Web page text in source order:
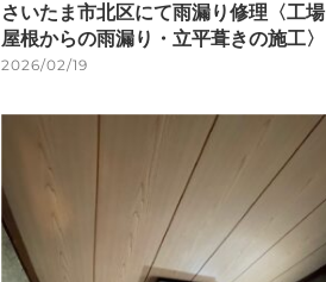
さいたま市北区にて雨漏り修理〈工場
屋根からの雨漏り・立平葺きの施工〉
2026/02/19